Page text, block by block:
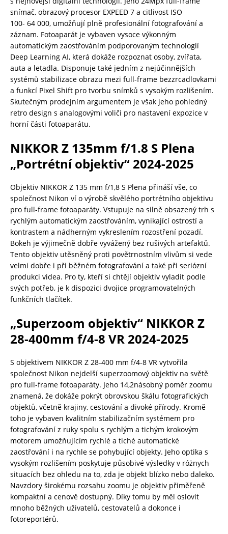
snímač, obrazový procesor EXPEED 7 a citlivost ISO
100- 64 000, umožňují plně profesionální fotografování a
záznam. Fotoaparát je vybaven vysoce výkonným
automatickým zaostřováním podporovaným technologií
Deep Learning AI, která dokáže rozpoznat osoby, zvířata,
auta a letadla. Disponuje také jedním z nejúčinnějších
systémů stabilizace obrazu mezi full-frame bezzrcadlovkami
a funkcí Pixel Shift pro tvorbu snímků s vysokým rozlišením.
Skutečným prodejním argumentem je však jeho pohledný
retro design s analogovými voliči pro nastavení expozice v
horní části fotoaparátu.
NIKKOR Z 135mm f/1.8 S Plena
„Portrétní objektiv“ 2024-2025
Objektiv NIKKOR Z 135 mm f/1,8 S Plena přináší vše, co
společnost Nikon ví o výrobě skvělého portrétního objektivu
pro full-frame fotoaparáty. Vstupuje na silně obsazený trh s
rychlým automatickým zaostřováním, vynikající ostrostí a
kontrastem a nádherným vykreslením rozostření pozadí.
Bokeh je výjimečně dobře vyvážený bez rušivých artefaktů.
Tento objektiv utěsněný proti povětrnostním vlivům si vede
velmi dobře i při běžném fotografování a také při seriózní
produkci videa. Pro ty, kteří si chtějí objektiv vyladit podle
svých potřeb, je k dispozici dvojice programovatelných
funkčních tlačítek.
„Superzoom objektiv“ NIKKOR Z
28-400mm f/4-8 VR 2024-2025
S objektivem NIKKOR Z 28-400 mm f/4-8 VR vytvořila
společnost Nikon nejdelší superzoomový objektiv na světě
pro full-frame fotoaparáty. Jeho 14,2násobný poměr zoomu
znamená, že dokáže pokrýt obrovskou škálu fotografických
objektů, včetně krajiny, cestování a divoké přírody. Kromě
toho je vybaven kvalitním stabilizačním systémem pro
fotografování z ruky spolu s rychlým a tichým krokovým
motorem umožňujícím rychlé a tiché automatické
zaostřování i na rychle se pohybující objekty. Jeho optika s
vysokým rozlišením poskytuje působivé výsledky v różnych
situacích bez ohledu na to, zda je objekt blízko nebo daleko.
Navzdory širokému rozsahu zoomu je objektiv přiměřeně
kompaktní a cenově dostupný. Díky tomu by měl oslovit
mnoho běžných uživatelů, cestovatelů a dokonce i
fotoreportérů.